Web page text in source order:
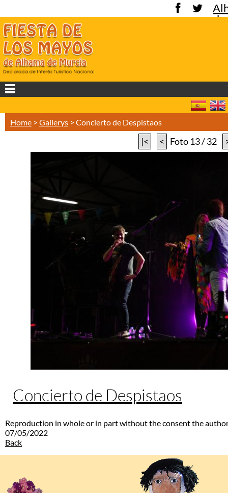
de
Home > Gallerys > Concierto de Despistaos
|< < Foto 13 / 32
Concierto de Despistaos
Reproduction in whole or in part without the consent the
07/05/2022
Back